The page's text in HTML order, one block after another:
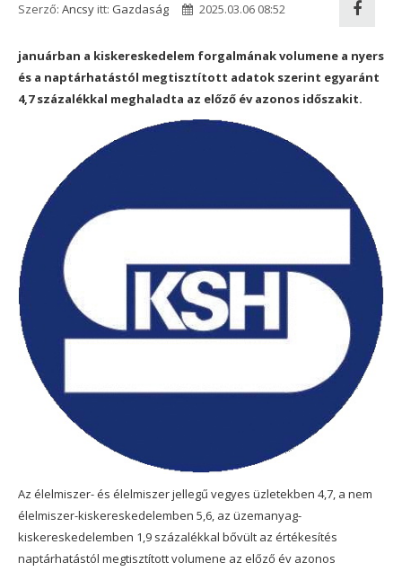
Szerző: Ancsy itt: Gazdaság 2025.03.06 08:52
januárban a kiskereskedelem forgalmának volumene a nyers
és a naptárhatástól megtisztított adatok szerint egyaránt
4,7 százalékkal meghaladta az előző év azonos időszakit.
Az élelmiszer- és élelmiszer jellegű vegyes üzletekben 4,7, a nem
élelmiszer-kiskereskedelemben 5,6, az üzemanyag-
kiskereskedelemben 1,9 százalékkal bővült az értékesítés
naptárhatástól megtisztított volumene az előző év azonos